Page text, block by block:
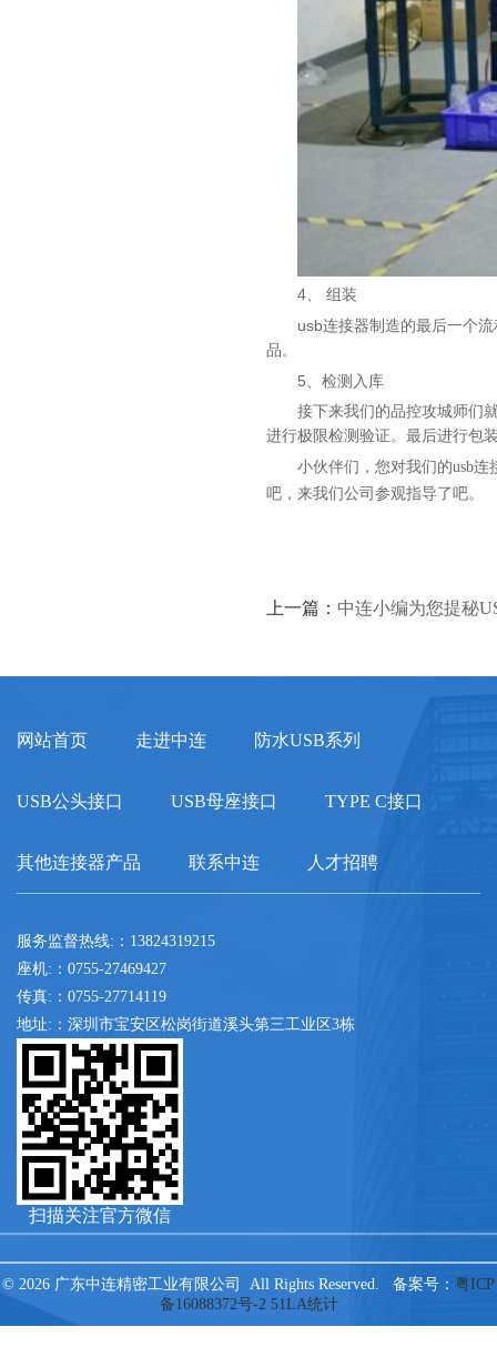
4、 组装
usb连接器制造的最后一个
品。
5、 检测入库
接下来我们的品控攻城师们
进行极限检测验证。最后进行包
小伙伴们，您对我们的usb
吧，来我们公司参观指导了吧。
上一篇： 中连小编为您提秘
网站首页 走进中连 防水USB系列
USB公头接口 USB母座接口 TYPE C接口
其他连接器产品 联系中连 人才招聘
服务监督热线:：13824319215
座机:：0755-27469427
传真:：0755-27714119
地址:：深圳市宝安区松岗街道溪头第三工业区3栋
扫描关注官方微信
© 2026 广东中连精密工业有限公司 All Rights Reserved. 备案号： 粤ICP
备16088372号-2 51LA统计